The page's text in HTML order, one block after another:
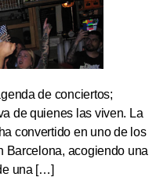
de conciertos;
de quienes las viven. La
convertido en uno de los
Barcelona, acogiendo una
una […]